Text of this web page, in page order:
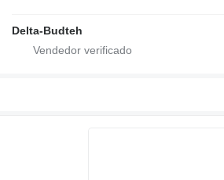
Delta-Budteh